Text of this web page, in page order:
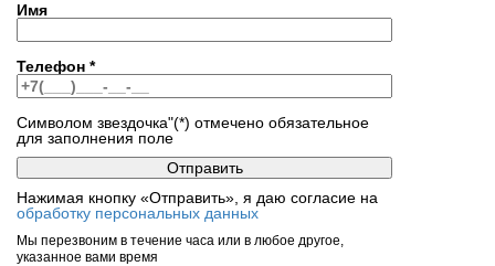
Имя
Телефон *
Символом звездочка"(*) отмечено обязательное
для заполнения поле
Нажимая кнопку «Отправить», я даю согласие на
обработку персональных данных
Мы перезвоним в течение часа или в любое другое,
указанное вами время